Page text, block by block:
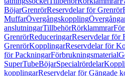
BöjarGrenrörReservdelar för Grenrör
MuffarÖvergångskoppling
anslutningarTillbehörRörklammrar
GrenrörReduceringarReservdelar för
GrenrörKopplingarReservdelar för
för PackningarFörbrukningsmaterial
SuperTubeBöjarSpecialrördelar
kopplingarReservdelar för Gängade